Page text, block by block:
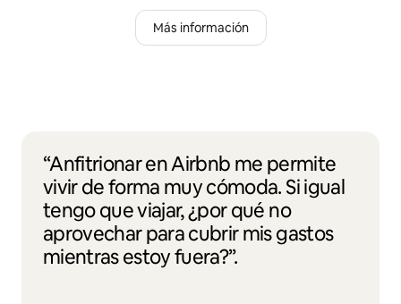
Más información
“Anfitrionar en Airbnb me permite
vivir de forma muy cómoda. Si igual
tengo que viajar, ¿por qué no
aprovechar para cubrir mis gastos
mientras estoy fuera?”.